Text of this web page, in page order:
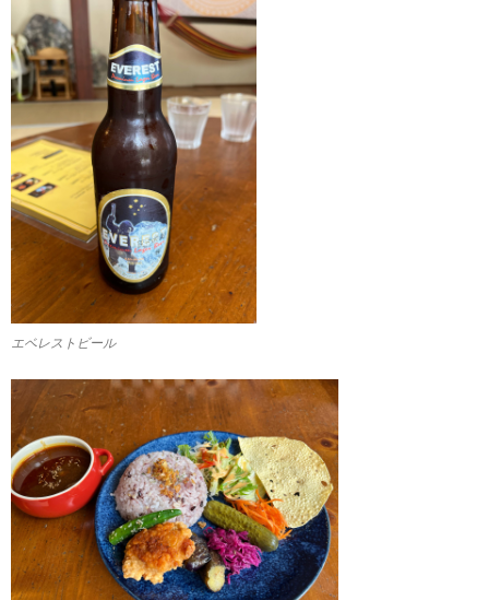
エベレストビール